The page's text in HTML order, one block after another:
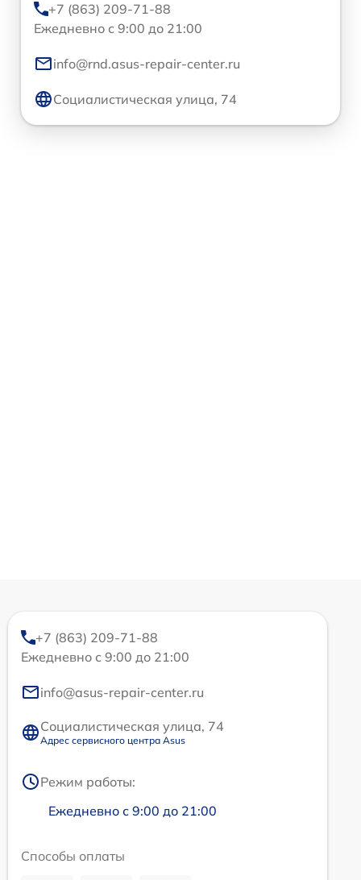
+7 (863) 209-71-88
Ежедневно с 9:00 до 21:00
info@rnd.asus-repair-center.ru
Социалистическая улица, 74
+7 (863) 209-71-88
Ежедневно с 9:00 до 21:00
info@asus-repair-center.ru
Социалистическая улица, 74
Адрес сервисного центра Asus
Режим работы:
Ежедневно с 9:00 до 21:00
Способы оплаты